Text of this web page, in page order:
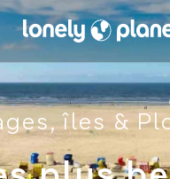
Votre
îles &